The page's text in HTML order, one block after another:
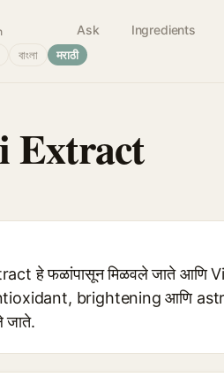
Ask Ingredients
বাংলা मराठी
Extract
हे फळांपासून मिळवले जाते आणि
brightening आणि
जाते.